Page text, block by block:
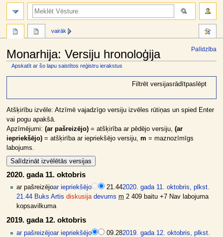
Palīdzība
Monarhija: Versiju hronoloģija
Apskatīt ar šo lapu saistītos reģistru ierakstus
navigation
search
Filtrēt versijasrādītpaslēpt
Atšķirību izvēle: Atzīmē vajadzīgo versiju izvēles rūtiņas un spied Enter
vai pogu apakšā.
Apzīmējumi: (ar pašreizējo)= atšķirība ar pēdējo versiju, (ar
iepriekšējo)= atšķirība ar iepriekšējo versiju, m = maznozīmīgs
labojums.
2020. gada 11. oktobris
ar pašreizējoar iepriekšējo 21.442020. gada 11. oktobris, plkst.
21.44 Buks Artis diskusija devums m 2 409 baitu +7 Nav labojuma
kopsavilkuma
2019. gada 12. oktobris
ar pašreizējoar iepriekšējo 09.282019. gada 12. oktobris, plkst.
vairāk
meklēt